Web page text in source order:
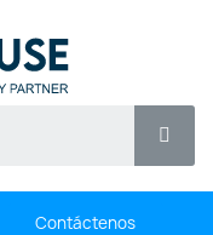
Contáctenos